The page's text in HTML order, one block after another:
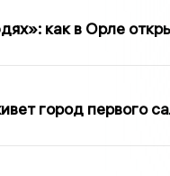
как в Орле
город первого